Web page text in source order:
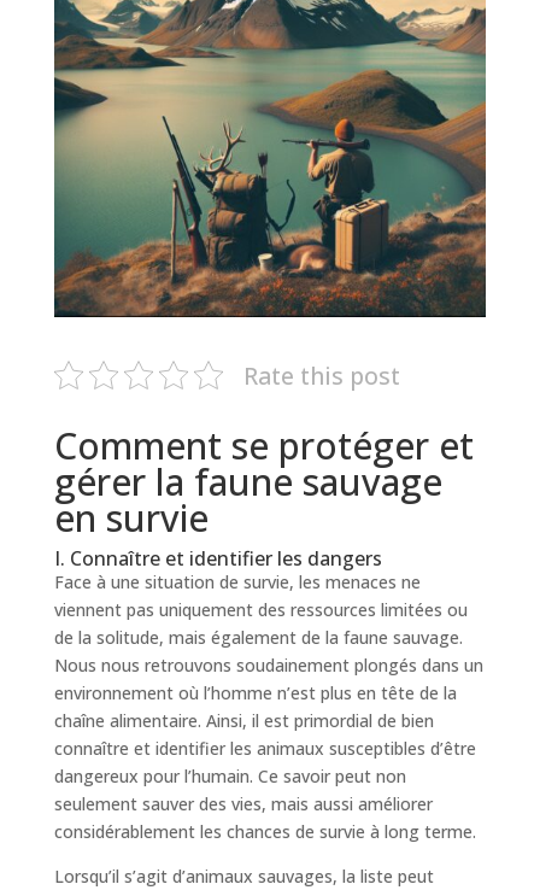
Rate this post
Comment se protéger et
gérer la faune sauvage
en survie
I. Connaître et identifier les dangers
Face à une situation de survie, les menaces ne
viennent pas uniquement des ressources limitées ou
de la solitude, mais également de la faune sauvage.
Nous nous retrouvons soudainement plongés dans un
environnement où l’homme n’est plus en tête de la
chaîne alimentaire. Ainsi, il est primordial de bien
connaître et identifier les animaux susceptibles d’être
dangereux pour l’humain. Ce savoir peut non
seulement sauver des vies, mais aussi améliorer
considérablement les chances de survie à long terme.
Lorsqu’il s’agit d’animaux sauvages, la liste peut